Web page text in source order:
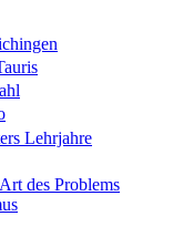
Lehrjahre
des Problems